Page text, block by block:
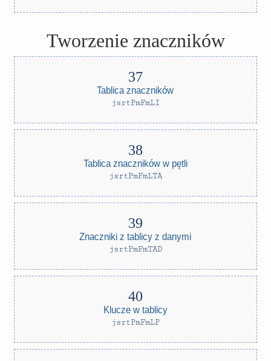
Tworzenie znaczników
Tablica znaczników
jsrtPmFmLI
Tablica znaczników w pętli
jsrtPmFmLTA
Znaczniki z tablicy z danymi
jsrtPmFmTAD
Klucze w tablicy
jsrtPmFmLP